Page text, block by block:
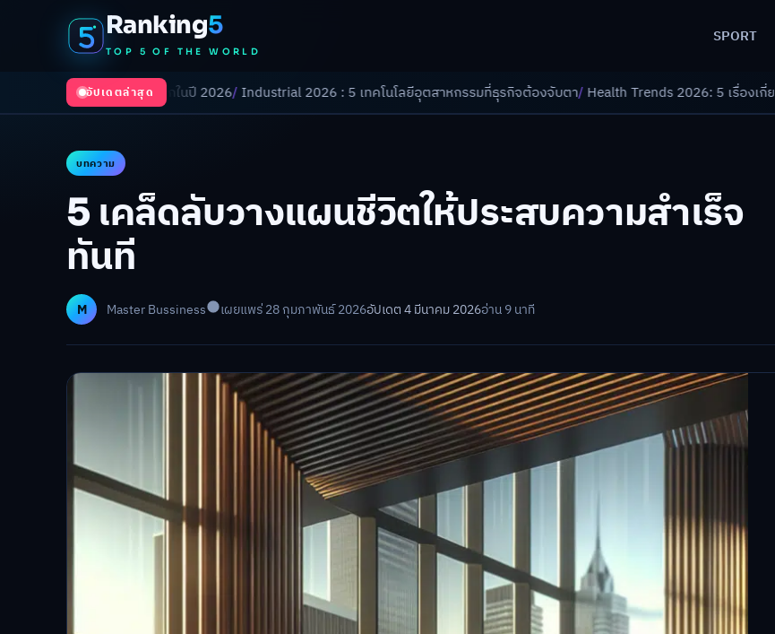
Ranking5
TOP 5 OF THE WORLD
SPORT
อัปเดตล่าสุด
ลี่ยนโลกในปี 2026/Industrial 2026 : 5 เทคโนโลยีอุตสาหกรรมที่ธุรกิจต้องจับตา/Health Trends 2026: 5 เรื่องเกี่ยวกับการแพทย์ที่ควรรู้
บทความ
5 เคล็ดลับวางแผนชีวิตให้ประสบความสำเร็จ
ทันที
M Master Bussiness เผยแพร่ 28 กุมภาพันธ์ 2026อัปเดต 4 มีนาคม 2026อ่าน 9 นาที